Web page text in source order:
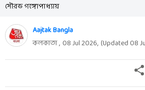
সৌরভ গঙ্গোপাধ্যায়
Aajtak Bangla
কলকাতা , 08 Jul 2026, (Updated 08